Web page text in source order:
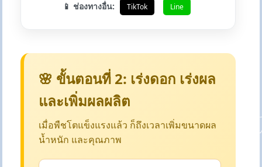
📱 ช่องทางอื่น: TikTok Line
🌸 ขั้นตอนที่ 2: เร่งดอก เร่งผล
และเพิ่มผลผลิต
เมื่อพืชโตแข็งแรงแล้ว ก็ถึงเวลาเพิ่มขนาดผล
น้ำหนัก และคุณภาพ